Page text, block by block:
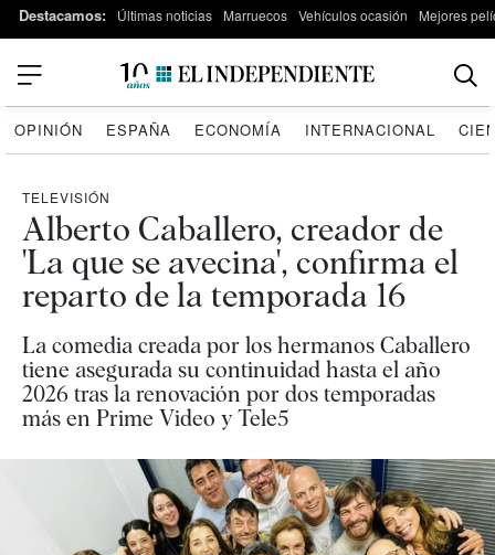
Destacamos: Últimas noticias Marruecos Vehículos ocasión Mejores
OPINIÓN ESPAÑA ECONOMÍA INTERNACIONAL
TELEVISIÓN
Alberto Caballero, creador de
'La que se avecina', confirma el
reparto de la temporada 16
La comedia creada por los hermanos Caballero
tiene asegurada su continuidad hasta el año
2026 tras la renovación por dos temporadas
más en Prime Video y Tele5